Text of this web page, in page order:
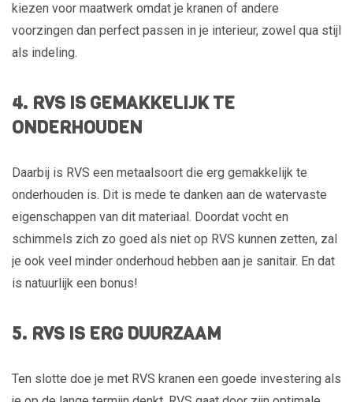
kiezen voor maatwerk omdat je kranen of andere
voorzingen dan perfect passen in je interieur, zowel qua stijl
als indeling.
4. RVS IS GEMAKKELIJK TE
ONDERHOUDEN
Daarbij is RVS een metaalsoort die erg gemakkelijk te
onderhouden is. Dit is mede te danken aan de watervaste
eigenschappen van dit materiaal. Doordat vocht en
schimmels zich zo goed als niet op RVS kunnen zetten, zal
je ook veel minder onderhoud hebben aan je sanitair. En dat
is natuurlijk een bonus!
5. RVS IS ERG DUURZAAM
Ten slotte doe je met RVS kranen een goede investering als